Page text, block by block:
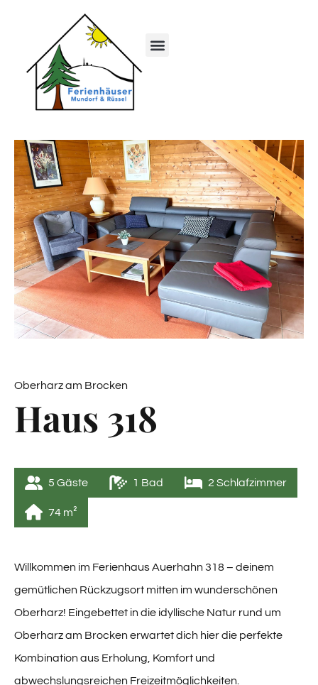
Oberharz am Brocken
Haus 318
5 Gäste 1 Bad 2 Schlafzimmer
74 m²
Willkommen im Ferienhaus Auerhahn 318 – deinem
gemütlichen Rückzugsort mitten im wunderschönen
Oberharz! Eingebettet in die idyllische Natur rund um
Oberharz am Brocken erwartet dich hier die perfekte
Kombination aus Erholung, Komfort und
abwechslungsreichen Freizeitmöglichkeiten.